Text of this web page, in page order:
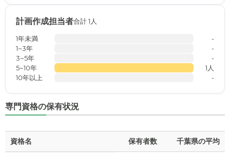
計画作成担当者合計 1人
1年未満
-
1~3年
-
3~5年
-
5~10年
1人
10年以上
-
専門資格の保有状況
資格名 保有者数 千葉県の平均